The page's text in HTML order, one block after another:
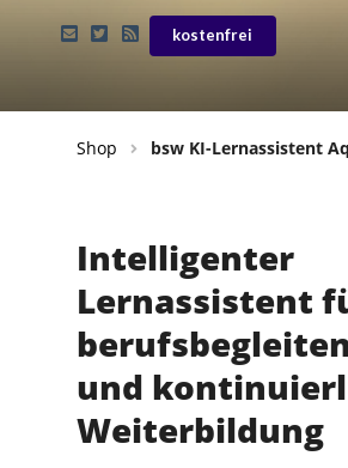
kostenfrei
Shop bsw KI-Lernassistent